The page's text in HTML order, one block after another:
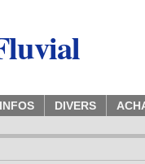
INFOS DIVERS